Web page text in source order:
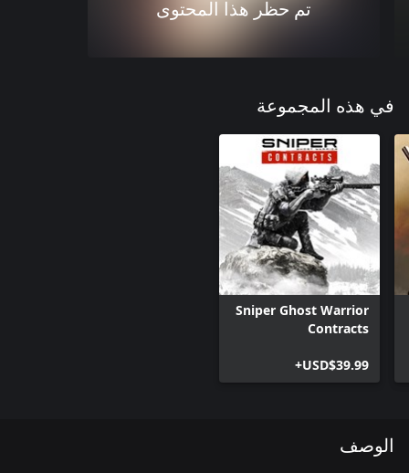
تم حظر هذا المحتوى
في هذه المجموعة
Sniper Ghost Warrior
Contracts
USD$39.99+
الوصف